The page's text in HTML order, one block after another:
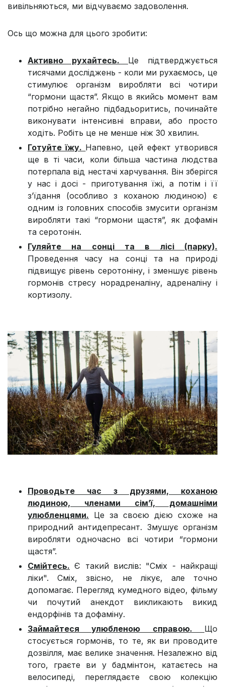
вивільняються, ми відчуваємо задоволення.
Ось що можна для цього зробити:
Активно рухайтесь. Це підтверджується
тисячами досліджень - коли ми рухаємось, це
стимулює організм виробляти всі чотири
“гормони щастя”. Якщо в якийсь момент вам
потрібно негайно підбадьоритись, починайте
виконувати інтенсивні вправи, або просто
ходіть. Робіть це не менше ніж 30 хвилин.
Готуйте їжу. Напевно, цей ефект утворився
ще в ті часи, коли більша частина людства
потерпала від нестачі харчування. Він зберігся
у нас і досі - приготування їжі, а потім і її
з’їдання (особливо з коханою людиною) є
одним із головних способів змусити організм
виробляти такі “гормони щастя”, як дофамін
та серотонін.
Гуляйте на сонці та в лісі (парку).
Проведення часу на сонці та на природі
підвищує рівень серотоніну, і зменшує рівень
гормонів стресу норадреналіну, адреналіну і
кортизолу.
Проводьте час з друзями, коханою
людиною, членами сім’ї, домашніми
улюбленцями. Це за своєю дією схоже на
природний антидепресант. Змушує організм
виробляти одночасно всі чотири “гормони
щастя”.
Смійтесь. Є такий вислів: "Сміх - найкращі
ліки". Сміх, звісно, не лікує, але точно
допомагає. Перегляд кумедного відео, фільму
чи почутий анекдот викликають викид
ендорфінів та дофаміну.
Займайтеся улюбленою справою. Що
стосується гормонів, то те, як ви проводите
дозвілля, має велике значення. Незалежно від
того, граєте ви у бадмінтон, катаєтесь на
велосипеді, переглядаєте свою колекцію